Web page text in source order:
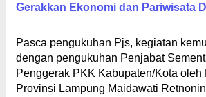
Gerakkan Ekonomi dan Pariwisata
Pasca pengukuhan Pjs, kegiatan
dengan pengukuhan Penjabat
Penggerak PKK Kabupaten/Kota oleh
Provinsi Lampung Maidawati